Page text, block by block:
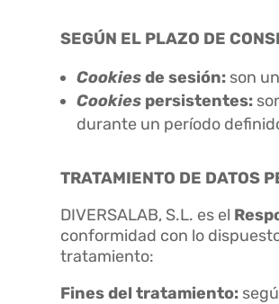
SEGÚN EL PLAZO DE
Cookiesde sesión: son
Cookies persistentes:
durante un período
TRATAMIENTO DE DATOS
DIVERSALAB, S.L. es el
conformidad con lo
tratamiento:
Fines del tratamiento: